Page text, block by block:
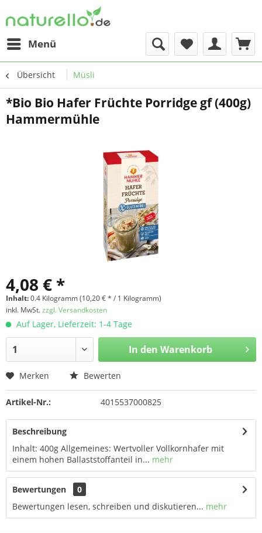
Menü
Übersicht Müsli
*Bio Bio Hafer Früchte Porridge gf (400g)
Hammermühle
4,08 € *
Inhalt:0.4 Kilogramm (10,20 € * / 1 Kilogramm)
inkl. MwSt.zzgl. Versandkosten
Auf Lager, Lieferzeit: 1-4 Tage
In den Warenkorb
Merken Bewerten
Artikel-Nr.: 4015537000825
Beschreibung
Inhalt: 400g Allgemeines: Wertvoller Vollkornhafer mit
einem hohen Ballaststoffanteil in... mehr
Bewertungen
0
Bewertungen lesen, schreiben und diskutieren... mehr